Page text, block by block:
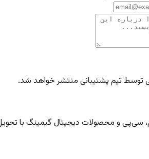
توسط تیم پشتیبانی منتشر خواهد شد.
و محصولات دیجیتال گیمینگ با